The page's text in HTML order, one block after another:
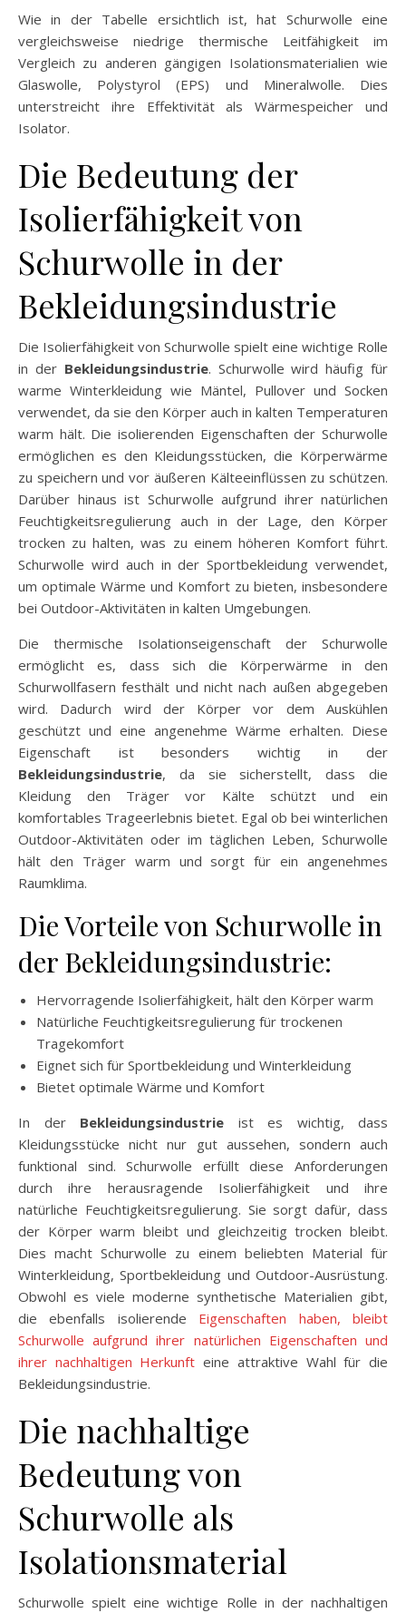
Wie in der Tabelle ersichtlich ist, hat Schurwolle eine
vergleichsweise niedrige thermische Leitfähigkeit im
Vergleich zu anderen gängigen Isolationsmaterialien wie
Glaswolle, Polystyrol (EPS) und Mineralwolle. Dies
unterstreicht ihre Effektivität als Wärmespeicher und
Isolator.
Die Bedeutung der
Isolierfähigkeit von
Schurwolle in der
Bekleidungsindustrie
Die Isolierfähigkeit von Schurwolle spielt eine wichtige Rolle
in der Bekleidungsindustrie. Schurwolle wird häufig für
warme Winterkleidung wie Mäntel, Pullover und Socken
verwendet, da sie den Körper auch in kalten Temperaturen
warm hält. Die isolierenden Eigenschaften der Schurwolle
ermöglichen es den Kleidungsstücken, die Körperwärme
zu speichern und vor äußeren Kälteeinflüssen zu schützen.
Darüber hinaus ist Schurwolle aufgrund ihrer natürlichen
Feuchtigkeitsregulierung auch in der Lage, den Körper
trocken zu halten, was zu einem höheren Komfort führt.
Schurwolle wird auch in der Sportbekleidung verwendet,
um optimale Wärme und Komfort zu bieten, insbesondere
bei Outdoor-Aktivitäten in kalten Umgebungen.
Die thermische Isolationseigenschaft der Schurwolle
ermöglicht es, dass sich die Körperwärme in den
Schurwollfasern festhält und nicht nach außen abgegeben
wird. Dadurch wird der Körper vor dem Auskühlen
geschützt und eine angenehme Wärme erhalten. Diese
Eigenschaft ist besonders wichtig in der
Bekleidungsindustrie, da sie sicherstellt, dass die
Kleidung den Träger vor Kälte schützt und ein
komfortables Trageerlebnis bietet. Egal ob bei winterlichen
Outdoor-Aktivitäten oder im täglichen Leben, Schurwolle
hält den Träger warm und sorgt für ein angenehmes
Raumklima.
Die Vorteile von Schurwolle in
der Bekleidungsindustrie:
Hervorragende Isolierfähigkeit, hält den Körper warm
Natürliche Feuchtigkeitsregulierung für trockenen
Tragekomfort
Eignet sich für Sportbekleidung und Winterkleidung
Bietet optimale Wärme und Komfort
In der Bekleidungsindustrie ist es wichtig, dass
Kleidungsstücke nicht nur gut aussehen, sondern auch
funktional sind. Schurwolle erfüllt diese Anforderungen
durch ihre herausragende Isolierfähigkeit und ihre
natürliche Feuchtigkeitsregulierung. Sie sorgt dafür, dass
der Körper warm bleibt und gleichzeitig trocken bleibt.
Dies macht Schurwolle zu einem beliebten Material für
Winterkleidung, Sportbekleidung und Outdoor-Ausrüstung.
Obwohl es viele moderne synthetische Materialien gibt,
die ebenfalls isolierende Eigenschaften haben, bleibt
Schurwolle aufgrund ihrer natürlichen Eigenschaften und
ihrer nachhaltigen Herkunft eine attraktive Wahl für die
Bekleidungsindustrie.
Die nachhaltige
Bedeutung von
Schurwolle als
Isolationsmaterial
Schurwolle spielt eine wichtige Rolle in der nachhaltigen